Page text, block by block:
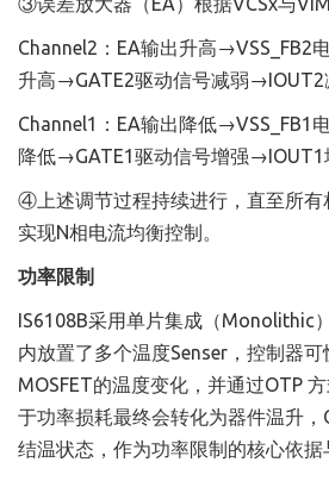
Channel2：EA输出升高→VSS_FB2
升高→GATE2驱动信号减弱→IOUT2
Channel1：EA输出降低→VSS_FB1
降低→GATE1驱动信号增强→IOUT1
④上述调节过程持续进行，直至所有
实现N相电流均衡控制。
功率限制
IS6108B采用单片集成（Monolithic
内放置了多个温度Senser，控制器
MOSFET的温度变化，并通过OTP
于功率损耗最终会转化为器件温升
结温状态，作为功率限制的核心依据